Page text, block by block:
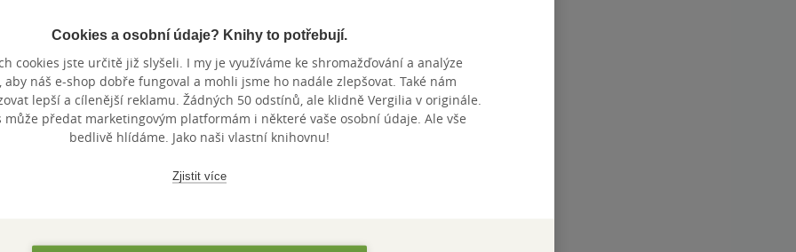
když Kolja
, Andrej
Nedostupné
To by tak hrálo, aby
nepřestalo
Andrej Stankovič
0.0
z
kniha
Cookies a osobní údaje? Knihy to potřebují.
cookies jste určitě již slyšeli. I my je využíváme ke shromažďování a analýze
aby náš e-shop dobře fungoval a mohli jsme ho nadále zlepšovat. Také nám
lepší a cílenější reklamu. Žádných 50 odstínů, ale klidně Vergilia v originále.
může předat marketingovým platformám i některé vaše osobní údaje. Ale vše
bedlivě hlídáme. Jako naši vlastní knihovnu!
Zjistit více